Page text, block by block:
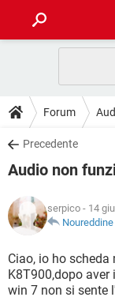
INTRATTENIMENTO
iOS
INSTAGRAM
TIKTOK
HARDWARE
GUIDE
COVID-19
INSTAGRAM
HARDWARE
DOWNLOAD
COVID-19
INTRATTENIMENTO
iOS
INSTAGRAM
TIKTOK
COVID-19
iOS
INSTAGRAM
GLOSSARIO
COVID-19
INTRATTENIMENTO
Forum
Precedente
Audio non
serpico - 14
Ciao, io ho scheda
K8T900,dopo
win 7 non si sente